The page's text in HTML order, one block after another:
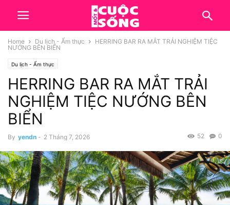
Home Du lịch - Ẩm thực
HERRING BAR RA MẮT TRẢI NGHIỆM TIỆC
NƯỚNG BÊN BIỂN
Du lịch - Ẩm thực
HERRING BAR RA MẮT TRẢI
NGHIỆM TIỆC NƯỚNG BÊN
BIỂN
By yendn - 2 Tháng 7, 2026 0
52